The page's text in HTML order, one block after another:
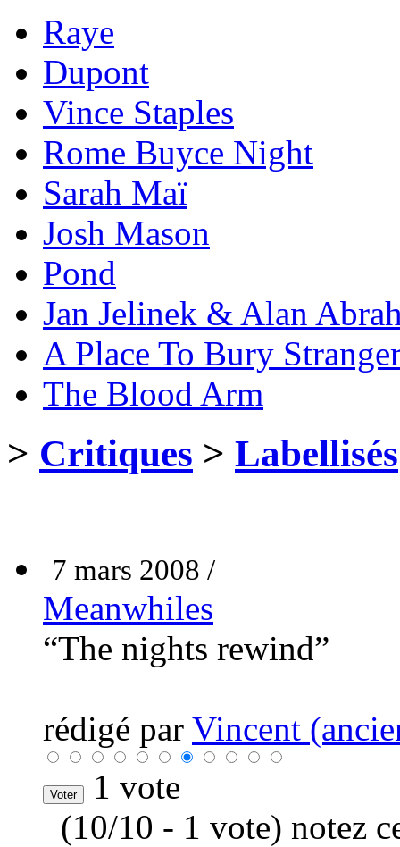
Raye
Dupont
Vince Staples
Rome Buyce Night
Sarah Maï
Josh Mason
Pond
Jan Jelinek & Alan
A Place To Bury
The Blood Arm
> Critiques > Labellisés
7 mars 2008 /
Meanwhiles
“The nights rewind”
rédigé par Vincent
1 vote
(10/10 - 1 vote) notez